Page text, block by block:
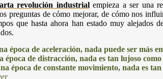
revolución industrial empieza a ser una
preguntas de cómo mejorar, de cómo nos
que hasta ahora han estado muy alejados
época de aceleración, nada puede ser más
época de distracción, nada es tan lujoso
época de constante movimiento, nada es